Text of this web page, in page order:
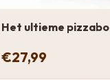
Het ultieme
€27,99